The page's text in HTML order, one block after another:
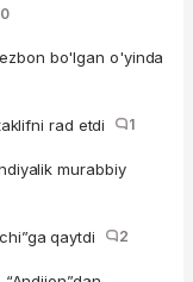
0
bo'lgan o'yinda
rad etdi 1
murabbiy
qaytdi 2